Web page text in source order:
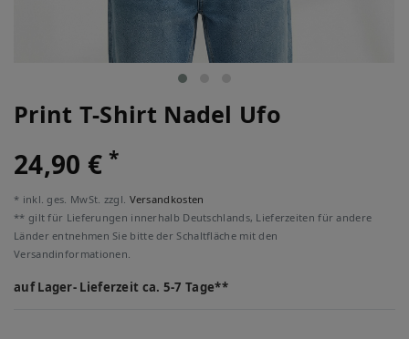
Print T-Shirt Nadel Ufo
24,90 €*
* inkl. ges. MwSt. zzgl. Versandkosten
** gilt für Lieferungen innerhalb Deutschlands, Lieferzeiten für andere
Länder entnehmen Sie bitte der Schaltfläche mit den
Versandinformationen.
auf Lager- Lieferzeit ca. 5-7 Tage**